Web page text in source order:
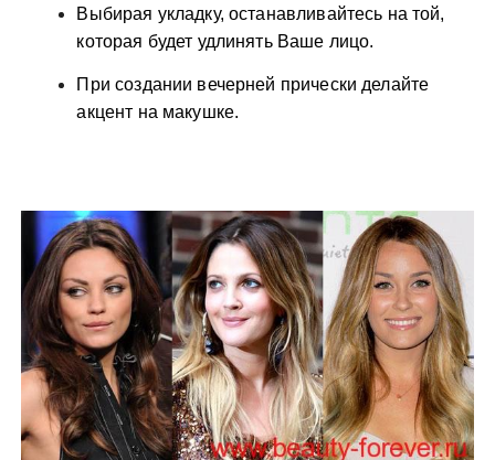
Выбирая укладку, останавливайтесь на той,
которая будет удлинять Ваше лицо.
При создании вечерней прически делайте
акцент на макушке.